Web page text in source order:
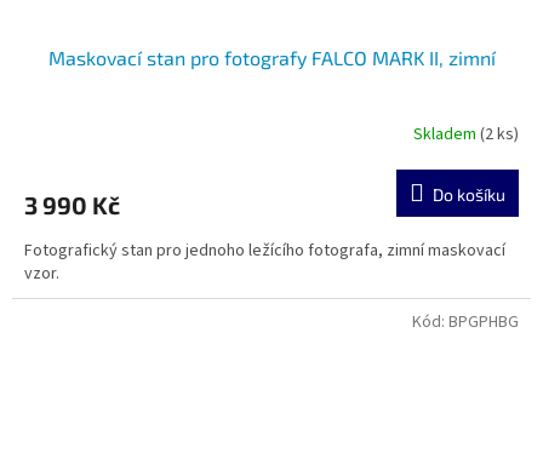
Maskovací stan pro fotografy FALCO MARK II, zimní
Skladem (2 ks)
3 990 Kč Do košíku
Fotografický stan pro jednoho ležícího fotografa, zimní maskovací
vzor.
Kód: BPGPHBG